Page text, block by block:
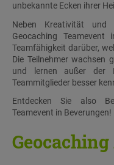
unbekannte Ecken ihrer
Neben Kreativität und
Geocaching
Teamfähigkeit darüber,
Die Teilnehmer wachsen
und lernen außer der
Teammitglieder besser
Entdecken Sie also
Teamevent in Beverungen!